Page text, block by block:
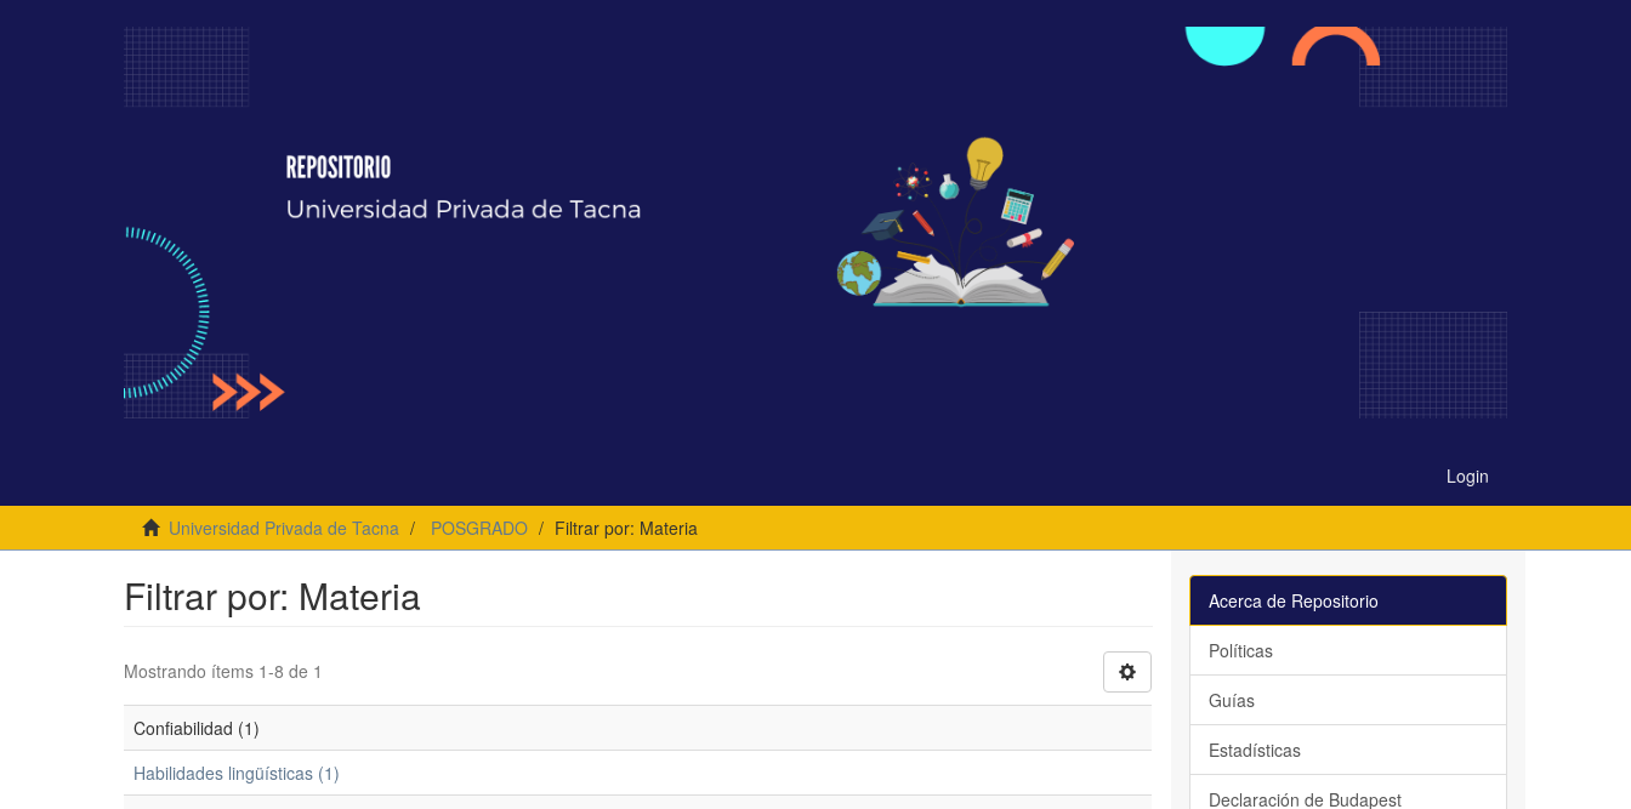
Login
Universidad Privada de Tacna POSGRADO Filtrar por: Materia
Filtrar por: Materia
Mostrando ítems 1-8 de 1
Confiabilidad (1)
Habilidades lingüísticas (1)
Acerca de Repositorio
Políticas
Guías
Estadísticas
Declaración de Budapest